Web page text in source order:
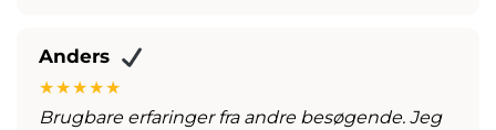
Anders
★★★★★
Brugbare erfaringer fra andre besøgende. Jeg